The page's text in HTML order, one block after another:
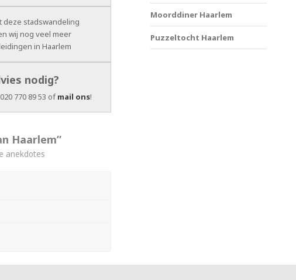
deze stadswandeling
wij nog veel meer
in Haarlem
nodig?
770 89 53 ofmail ons!
Haarlem”
anekdotes
Moorddiner Haarlem
Puzzeltocht Haarlem